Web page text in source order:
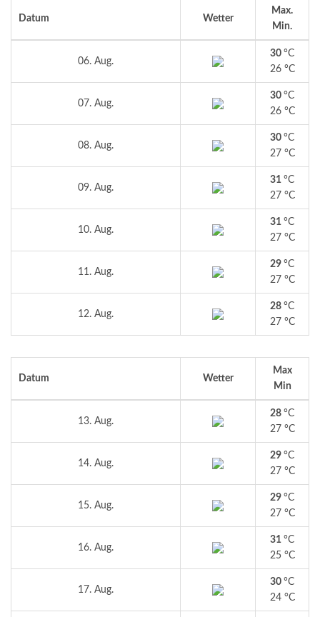
Datum Wetter
Max.
Min.
06. Aug.
30 °C
26 °C
07. Aug.
30 °C
26 °C
08. Aug.
30 °C
27 °C
09. Aug.
31 °C
27 °C
10. Aug.
31 °C
27 °C
11. Aug.
29 °C
27 °C
12. Aug.
28 °C
27 °C
Datum Wetter
Max
Min
13. Aug.
28 °C
27 °C
14. Aug.
29 °C
27 °C
15. Aug.
29 °C
27 °C
16. Aug.
31 °C
25 °C
17. Aug.
30 °C
24 °C